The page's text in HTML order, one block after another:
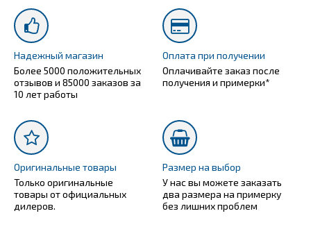
Надежный магазин
Более 5000 положительных
отзывов и 85000 заказов за
10 лет работы
Оплата при получении
Оплачивайте заказ после
получения и примерки*
Оригинальные товары
Только оригинальные
товары от официальных
дилеров.
Размер на выбор
У нас вы можете заказать
два размера на примерку
без лишних проблем